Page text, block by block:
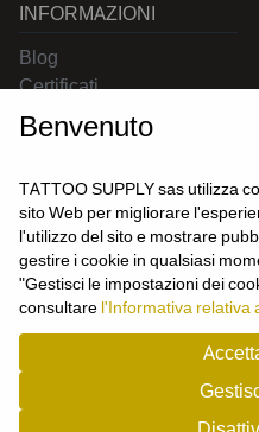
CONTATTACI
INFORMAZIONI
Blog
Certificati
Contatti
Benvenuto
TATTOO SUPPLY sas utilizza
sito Web per migliorare
l'utilizzo del sito e mostrare
gestire i cookie in qualsiasi
"Gestisci le impostazioni dei
consultare l'Informativa relativa